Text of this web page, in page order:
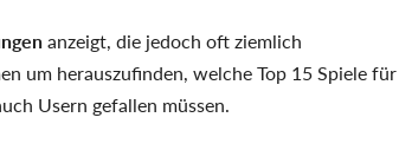
anzeigt, die jedoch oft ziemlich
um herauszufinden, welche Top 15 Spiele für
Usern gefallen müssen.